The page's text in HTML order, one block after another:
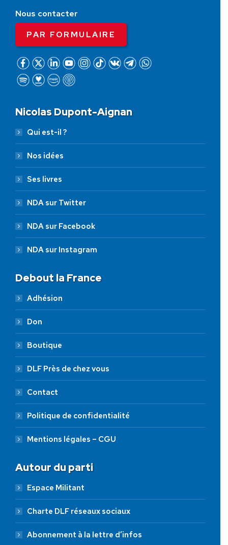
Nous contacter
PAR FORMULAIRE
Nicolas Dupont-Aignan
Qui est-il ?
Nos idées
Ses livres
NDA sur Twitter
NDA sur Facebook
NDA sur Instagram
Debout la France
Adhésion
Don
Boutique
DLF Près de chez vous
Contact
Politique de confidentialité
Mentions légales – CGU
Autour du parti
Espace Militant
Charte DLF réseaux sociaux
Abonnement à la lettre d’infos